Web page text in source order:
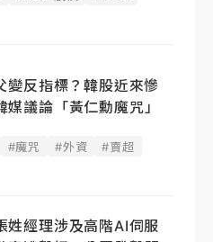
變反指標？韓股近來慘
議論「黃仁勳魔咒」
#魔咒 #外資
#賣超
姓經理涉及高階AI伺服